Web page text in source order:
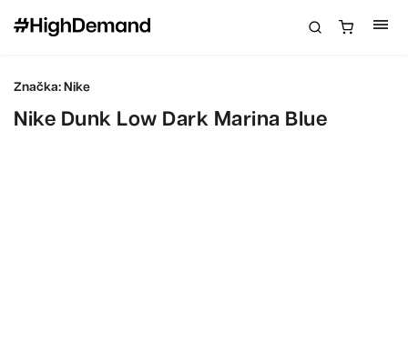
Nike Dunk Low Dark Marina Blue
Značka: Nike